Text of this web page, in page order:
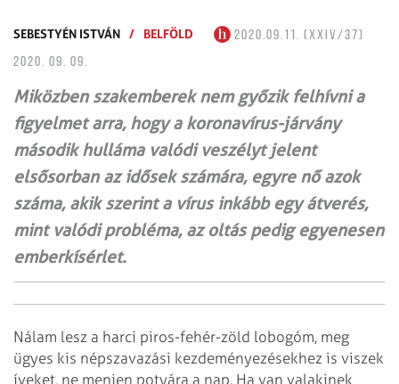
SEBESTYÉN ISTVÁN / BELFÖLD
2020.09.11. (XXIV/37)
2020. 09. 09.
Miközben szakemberek nem győzik felhívni a
figyelmet arra, hogy a koronavírus-járvány
második hulláma valódi veszélyt jelent
elsősorban az idősek számára, egyre nő azok
száma, akik szerint a vírus inkább egy átverés,
mint valódi probléma, az oltás pedig egyenesen
emberkísérlet.
Nálam lesz a harci piros-fehér-zöld lobogóm, meg
ügyes kis népszavazási kezdeményezésekhez is viszek
íveket, ne menjen potyára a nap. Ha van valakinek